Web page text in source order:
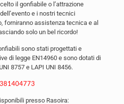
il gonfiabile o l’attrazione
e i nostri tecnici
forniranno assistenza tecnica e al
solo un bel ricordo!
sono stati progettati e
di legge EN14960 e sono dotati di
8757 e LAPI UNI 8456.
presso Rasoira: